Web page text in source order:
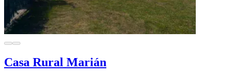
Casa Rural Marián